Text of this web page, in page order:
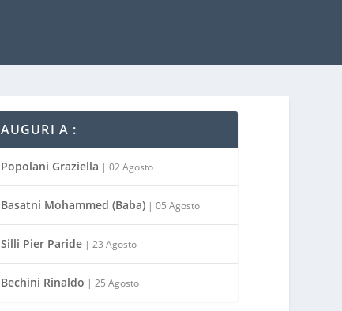
AUGURI A :
Popolani Graziella | 02 Agosto
Basatni Mohammed (Baba)| 05 Agosto
Silli Pier Paride| 23 Agosto
Bechini Rinaldo | 25 Agosto